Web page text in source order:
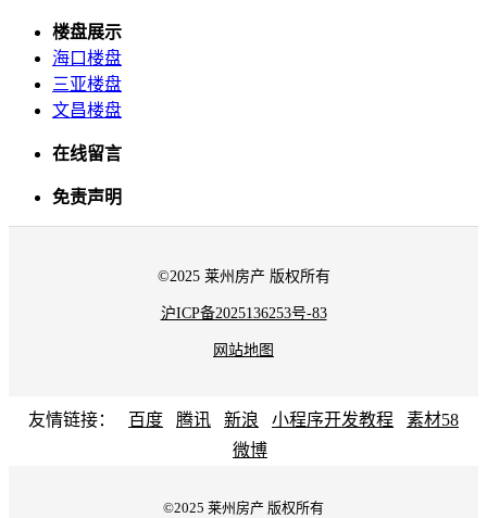
楼盘展示
海口楼盘
三亚楼盘
文昌楼盘
在线留言
免责声明
©2025 莱州房产 版权所有
沪ICP备2025136253号-83
网站地图
友情链接： 百度 腾讯 新浪 小程序开发教程
素材58
微博
©2025 莱州房产 版权所有